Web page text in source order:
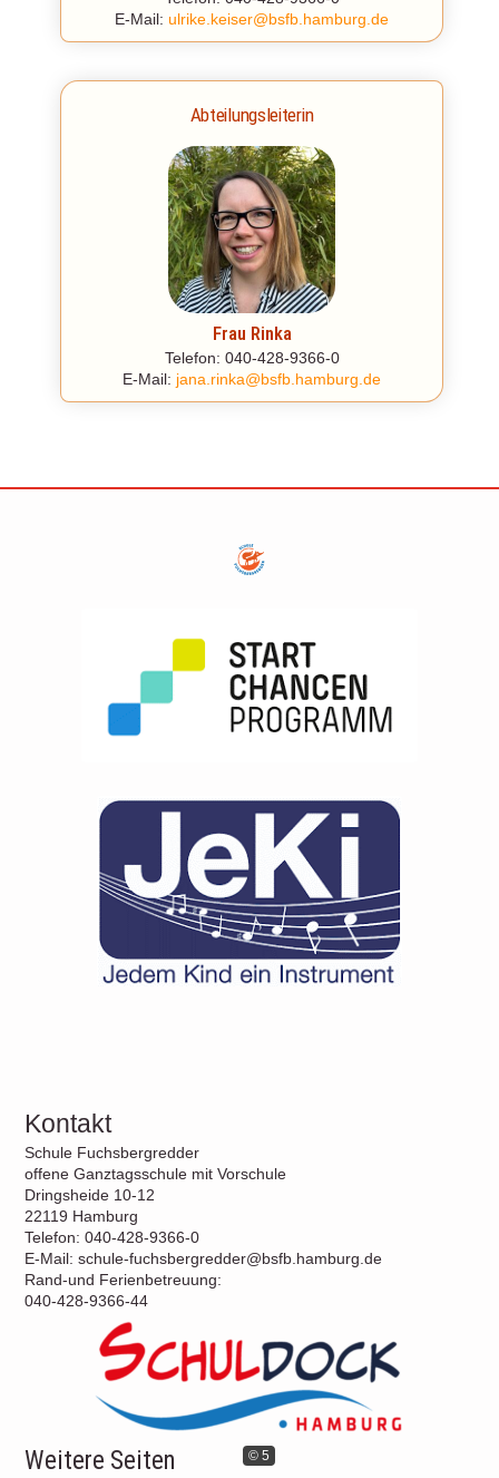
E-Mail: ulrike.keiser@bsfb.hamburg.de
Abteilungsleiterin
© 2
Frau Rinka
Telefon: 040-428-9366-0
E-Mail: jana.rinka@bsfb.hamburg.de
Weitere Seiten
Kontakt
Schule Fuchsbergredder
offene Ganztagsschule mit Vorschule
Dringsheide 10-12
22119 Hamburg
Telefon: 040-428-9366-0
E-Mail: schule-fuchsbergredder@bsfb.hamburg.de
Rand-und Ferienbetreuung:
040-428-9366-44
© 5